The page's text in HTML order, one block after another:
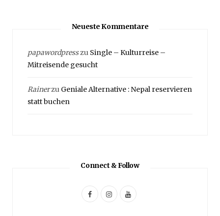
Neueste Kommentare
papawordpresszu Single – Kulturreise –
Mitreisende gesucht
Rainerzu Geniale Alternative : Nepal reservieren
statt buchen
Connect & Follow
F
I
Y